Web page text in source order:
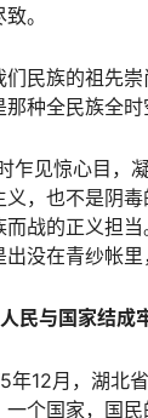
。
们民族的祖先
那种全民族全时
乍见惊心目，
义，也不是阴
而战的正义担
出没在青纱帐里
民与国家结成
年12月，湖北
一个国家，国